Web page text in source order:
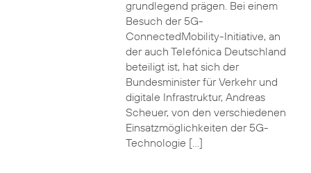
grundlegend prägen. Bei einem
Besuch der 5G-
ConnectedMobility-Initiative, an
der auch Telefónica Deutschland
beteiligt ist, hat sich der
Bundesminister für Verkehr und
digitale Infrastruktur, Andreas
Scheuer, von den verschiedenen
Einsatzmöglichkeiten der 5G-
Technologie […]